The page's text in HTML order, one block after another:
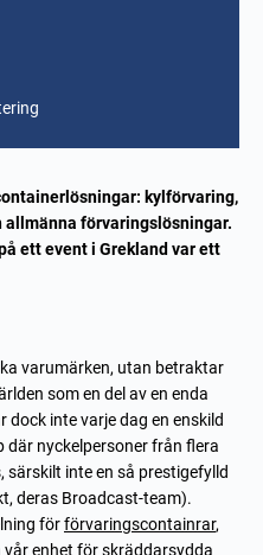
kylförvaring,
allmänna förvaringslösningar.
ett event i Grekland var ett
varumärken, utan betraktar
som en del av en enda
dock inte varje dag en enskild
där nyckelpersoner från flera
särskilt inte en så prestigefylld
deras Broadcast-team).
förförvaringscontainrar,
enhet för skräddarsydda